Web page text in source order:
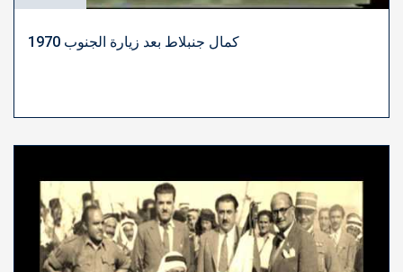
كمال جنبلاط بعد زيارة الجنوب 1970